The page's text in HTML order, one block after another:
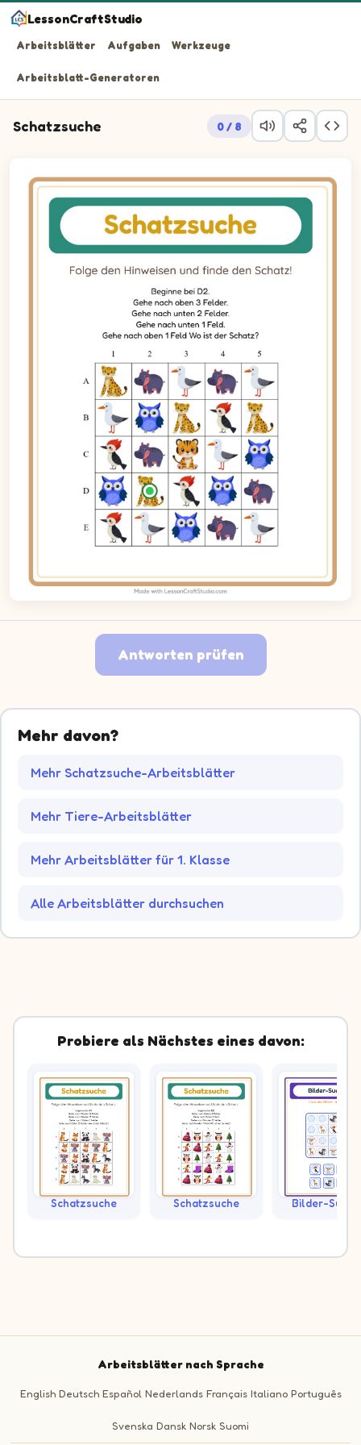
LessonCraftStudio
Arbeitsblätter Aufgaben Werkzeuge
Arbeitsblatt-Generatoren
Schatzsuche 0 / 8
Antworten prüfen
Mehr davon?
Mehr Schatzsuche-Arbeitsblätter
Mehr Tiere-Arbeitsblätter
Mehr Arbeitsblätter für 1. Klasse
Alle Arbeitsblätter durchsuchen
Probiere als Nächstes eines davon:
Schatzsuche Schatzsuche Bilder-
Arbeitsblätter nach Sprache
English Deutsch Español Nederlands Français Italiano Português
Svenska Dansk Norsk Suomi